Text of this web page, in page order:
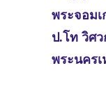
พระจอม
ป.โท วิศ
พระนครเ